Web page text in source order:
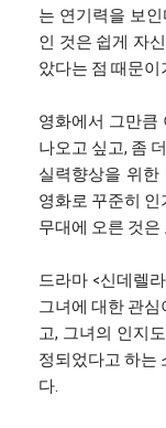
는 연기력을 보
인 것은 쉽게 자
았다는 점 때문이
영화에서 그만큼
나오고 싶고, 좀
실력향상을 위한
영화로 꾸준히
무대에 오른 것은
드라마 <신데렐
그녀에 대한 관
고, 그녀의 인지
정되었다고 하는
다.